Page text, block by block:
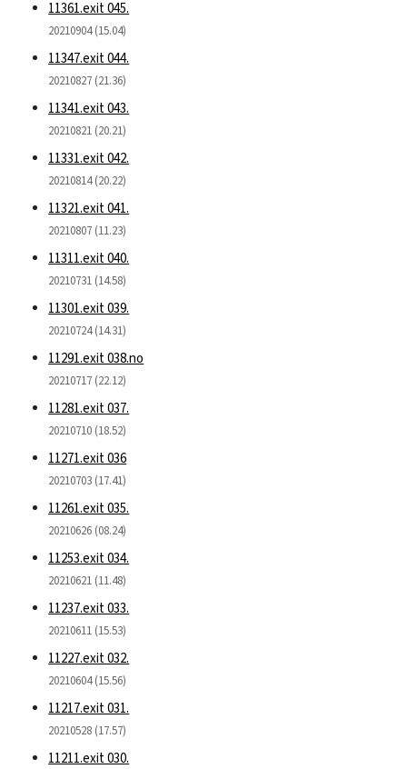
11361.exit 045.
20210904 (15.04)
11347.exit 044.
20210827 (21.36)
11341.exit 043.
20210821 (20.21)
11331.exit 042.
20210814 (20.22)
11321.exit 041.
20210807 (11.23)
11311.exit 040.
20210731 (14.58)
11301.exit 039.
20210724 (14.31)
11291.exit 038.no
20210717 (22.12)
11281.exit 037.
20210710 (18.52)
11271.exit 036
20210703 (17.41)
11261.exit 035.
20210626 (08.24)
11253.exit 034.
20210621 (11.48)
11237.exit 033.
20210611 (15.53)
11227.exit 032.
20210604 (15.56)
11217.exit 031.
20210528 (17.57)
11211.exit 030.